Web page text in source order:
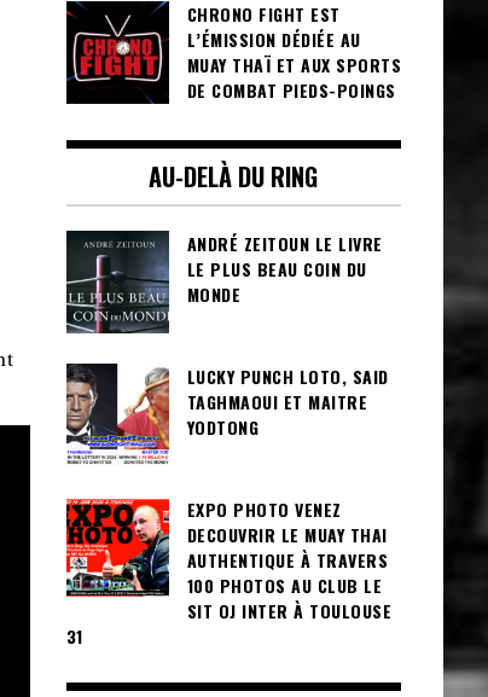
CHRONO FIGHT EST
L’ÉMISSION DÉDIÉE AU
MUAY THAÏ ET AUX SPORTS
DE COMBAT PIEDS-POINGS
AU-DELÀ DU RING
ANDRÉ ZEITOUN LE LIVRE
LE PLUS BEAU COIN DU
MONDE
LUCKY PUNCH LOTO, SAID
TAGHMAOUI ET MAITRE
YODTONG
EXPO PHOTO VENEZ
DECOUVRIR LE MUAY THAI
AUTHENTIQUE À TRAVERS
100 PHOTOS AU CLUB LE
SIT OJ INTER À TOULOUSE
31